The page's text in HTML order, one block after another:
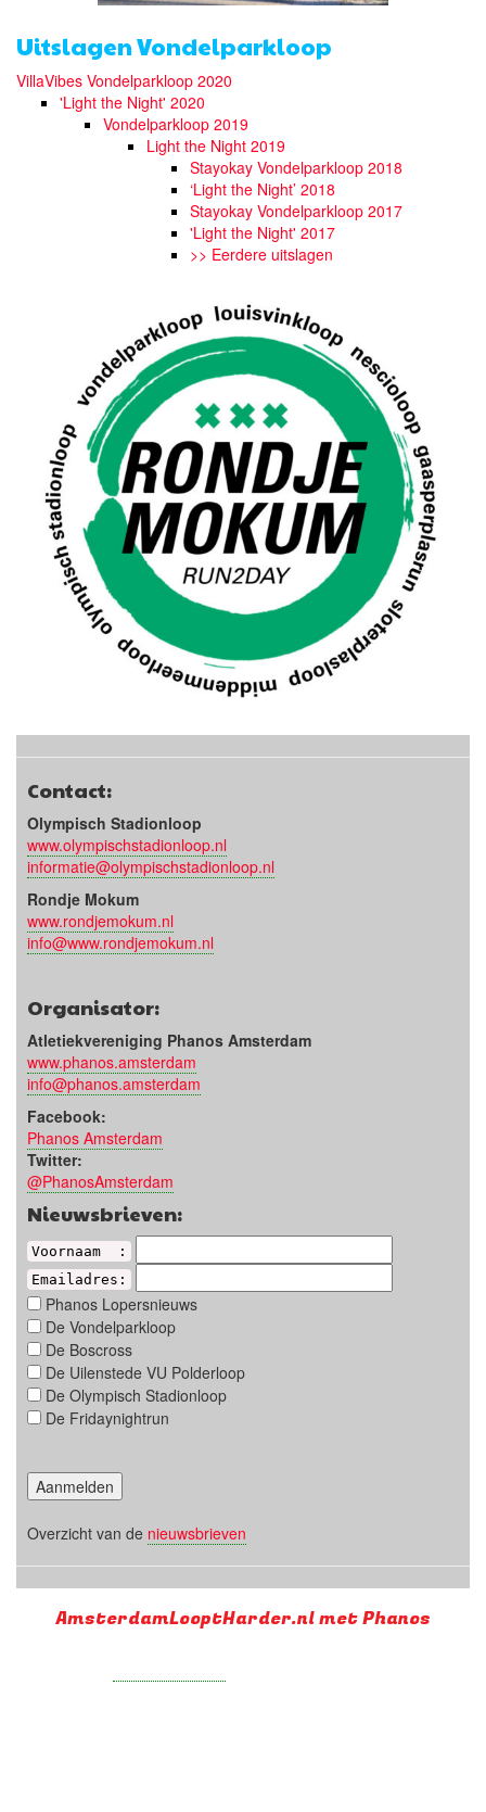
Uitslagen Vondelparkloop
VillaVibes Vondelparkloop 2020
'Light the Night' 2020
Vondelparkloop 2019
Light the Night 2019
Stayokay Vondelparkloop 2018
‘Light the Night’ 2018
Stayokay Vondelparkloop 2017
'Light the Night' 2017
>> Eerdere uitslagen
Contact:
Olympisch Stadionloop
www.olympischstadionloop.nl
informatie@olympischstadionloop.nl
Rondje Mokum
www.rondjemokum.nl
info@www.rondjemokum.nl
Organisator:
Atletiekvereniging Phanos Amsterdam
www.phanos.amsterdam
info@phanos.amsterdam
Facebook:
Phanos Amsterdam
Twitter:
@PhanosAmsterdam
Nieuwsbrieven:
Voornaam :
Emailadres:
Phanos Lopersnieuws
De Vondelparkloop
De Boscross
De Uilenstede VU Polderloop
De Olympisch Stadionloop
De Fridaynightrun
Overzicht van de nieuwsbrieven
AmsterdamLooptHarder.nl met Phanos